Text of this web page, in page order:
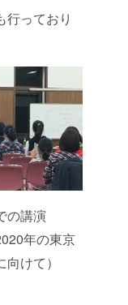
行っており
の講演
年の東京
けて）